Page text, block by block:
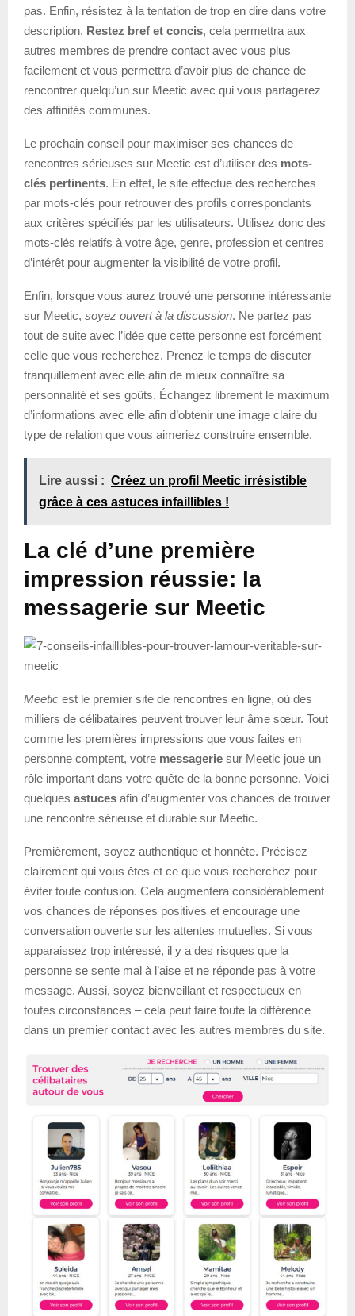
pas. Enfin, résistez à la tentation de trop en dire dans votre
description. Restez bref et concis, cela permettra aux
autres membres de prendre contact avec vous plus
facilement et vous permettra d’avoir plus de chance de
rencontrer quelqu’un sur Meetic avec qui vous partagerez
des affinités communes.
Le prochain conseil pour maximiser ses chances de
rencontres sérieuses sur Meetic est d’utiliser des mots-
clés pertinents. En effet, le site effectue des recherches
par mots-clés pour retrouver des profils correspondants
aux critères spécifiés par les utilisateurs. Utilisez donc des
mots-clés relatifs à votre âge, genre, profession et centres
d’intérêt pour augmenter la visibilité de votre profil.
Enfin, lorsque vous aurez trouvé une personne intéressante
sur Meetic, soyez ouvert à la discussion. Ne partez pas
tout de suite avec l’idée que cette personne est forcément
celle que vous recherchez. Prenez le temps de discuter
tranquillement avec elle afin de mieux connaître sa
personnalité et ses goûts. Échangez librement le maximum
d’informations avec elle afin d’obtenir une image claire du
type de relation que vous aimeriez construire ensemble.
Lire aussi : Créez un profil Meetic irrésistible
grâce à ces astuces infaillibles !
La clé d’une première
impression réussie: la
messagerie sur Meetic
Meetic est le premier site de rencontres en ligne, où des
milliers de célibataires peuvent trouver leur âme sœur. Tout
comme les premières impressions que vous faites en
personne comptent, votre messagerie sur Meetic joue un
rôle important dans votre quête de la bonne personne. Voici
quelques astuces afin d’augmenter vos chances de trouver
une rencontre sérieuse et durable sur Meetic.
Premièrement, soyez authentique et honnête. Précisez
clairement qui vous êtes et ce que vous recherchez pour
éviter toute confusion. Cela augmentera considérablement
vos chances de réponses positives et encourage une
conversation ouverte sur les attentes mutuelles. Si vous
apparaissez trop intéressé, il y a des risques que la
personne se sente mal à l’aise et ne réponde pas à votre
message. Aussi, soyez bienveillant et respectueux en
toutes circonstances – cela peut faire toute la différence
dans un premier contact avec les autres membres du site.